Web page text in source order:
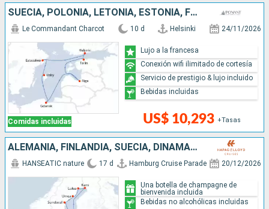
SUECIA, POLONIA, LETONIA, ESTONIA, FINLANDIA
Comidas incluidas
Le Commandant Charcot 10 d Helsinki 24/11/2026
US$ 10,293 +Tasas
Lujo a la francesa
Conexión wifi ilimitado de cortesía
Servicio de prestigio & lujo incluido
Bebidas incluidas
ALEMANIA, FINLANDIA, SUECIA, DINAMARCA
HANSEATIC nature 17 d Hamburg Cruise Parade 20/12/2026
Una botella de champagne de
bienvenida incluida
Bebidas no alcohólicas incluidas